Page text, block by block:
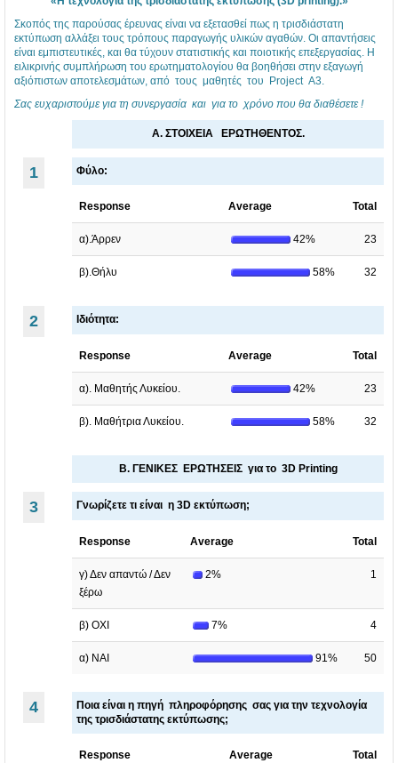
Λ
Ν
ί
κ
ι
2
.
3
2
0
1
-
4
..
3
4
ο
υ
Ε
ί
α
.
Σκοπός της παρούσας έρευνας είναι να εξετασθεί πως η τρισδιάστατη
εκτύπωση αλλάξει τους τρόπους παραγωγής υλικών αγαθών. Οι απαντήσεις
είναι εμπιστευτικές, και θα τύχουν στατιστικής και ποιοτικής επεξεργασίας. Η
ειλικρινής συμπλήρωση του ερωτηματολογίου θα βοηθήσει στην εξαγωγή
αξιόπιστων αποτελεσμάτων, από τους μαθητές του Project Α3.
Σας ευχαριστούμε για τη συνεργασία και για το χρόνο που θα διαθέσετε !
Α. ΣΤΟΙΧΕΙΑ ΕΡΩΤΗΘΕΝΤΟΣ.
1 Φύλο:
Response Average Total
α).Άρρεν 42% 23
β).Θήλυ 58% 32
2 Ιδιότητα:
Response Average Total
α). Μαθητής Λυκείου. 42% 23
β). Μαθήτρια Λυκείου. 58% 32
Β. ΓΕΝΙΚΕΣ ΕΡΩΤΗΣΕΙΣ για το 3D Printing
3 Γνωρίζετε τι είναι η 3D εκτύπωση;
Response Average Total
γ) Δεν απαντώ / Δεν
ξέρω
2% 1
β) ΟΧΙ 7% 4
α) ΝΑΙ 91% 50
4
Ποια είναι η πηγή πληροφόρησης σας για την τεχνολογία
της τρισδιάστατης εκτύπωσης;
Response Average Total